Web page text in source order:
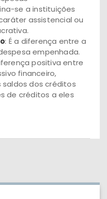
se a instituições
assistencial ou
: É a diferença entre a
empenhada.
positiva entre
financeiro,
saldos dos créditos
de créditos a eles